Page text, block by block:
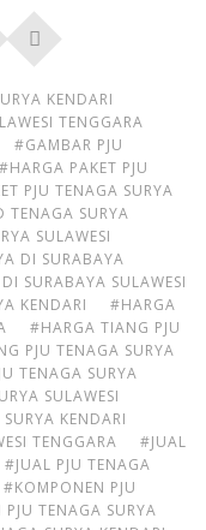
KENDARI
TENGGARA
#GAMBAR PJU
#HARGA PAKET PJU
PJU TENAGA SURYA
TENAGA SURYA
SULAWESI
DI SURABAYA
SURABAYA SULAWESI
KENDARI
#HARGA
#HARGA TIANG PJU
PJU TENAGA SURYA
TENAGA SURYA
SULAWESI
KENDARI
TENGGARA
#JUAL
#JUAL PJU TENAGA
#KOMPONEN PJU
TENAGA SURYA